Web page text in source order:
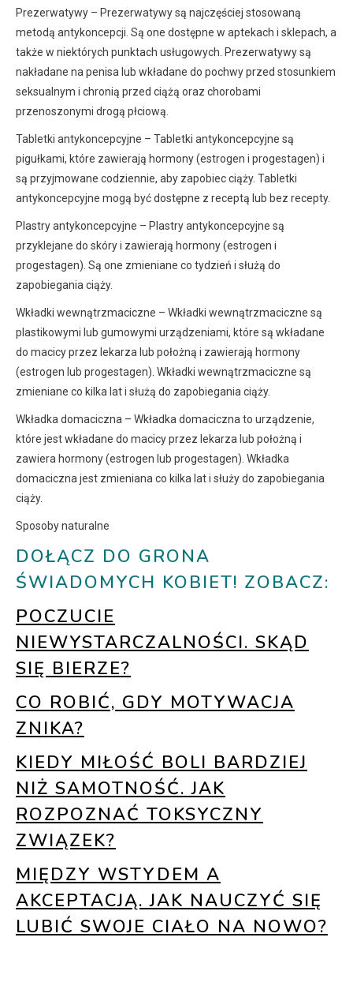
Prezerwatywy – Prezerwatywy są najczęściej stosowaną
metodą antykoncepcji. Są one dostępne w aptekach i sklepach, a
także w niektórych punktach usługowych. Prezerwatywy są
nakładane na penisa lub wkładane do pochwy przed stosunkiem
seksualnym i chronią przed ciążą oraz chorobami
przenoszonymi drogą płciową.
Tabletki antykoncepcyjne – Tabletki antykoncepcyjne są
pigułkami, które zawierają hormony (estrogen i progestagen) i
są przyjmowane codziennie, aby zapobiec ciąży. Tabletki
antykoncepcyjne mogą być dostępne z receptą lub bez recepty.
Plastry antykoncepcyjne – Plastry antykoncepcyjne są
przyklejane do skóry i zawierają hormony (estrogen i
progestagen). Są one zmieniane co tydzień i służą do
zapobiegania ciąży.
Wkładki wewnątrzmaciczne – Wkładki wewnątrzmaciczne są
plastikowymi lub gumowymi urządzeniami, które są wkładane
do macicy przez lekarza lub położną i zawierają hormony
(estrogen lub progestagen). Wkładki wewnątrzmaciczne są
zmieniane co kilka lat i służą do zapobiegania ciąży.
Wkładka domaciczna – Wkładka domaciczna to urządzenie,
które jest wkładane do macicy przez lekarza lub położną i
zawiera hormony (estrogen lub progestagen). Wkładka
domaciczna jest zmieniana co kilka lat i służy do zapobiegania
ciąży.
Sposoby naturalne
DOŁĄCZ DO GRONA
ŚWIADOMYCH KOBIET! ZOBACZ:
POCZUCIE
NIEWYSTARCZALNOŚCI. SKĄD
SIĘ BIERZE?
CO ROBIĆ, GDY MOTYWACJA
ZNIKA?
KIEDY MIŁOŚĆ BOLI BARDZIEJ
NIŻ SAMOTNOŚĆ. JAK
ROZPOZNAĆ TOKSYCZNY
ZWIĄZEK?
MIĘDZY WSTYDEM A
AKCEPTACJĄ. JAK NAUCZYĆ SIĘ
LUBIĆ SWOJE CIAŁO NA NOWO?